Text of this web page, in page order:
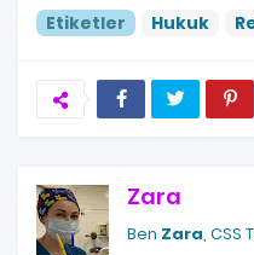
Etiketler Hukuk
Zara
Ben Zara, CSS